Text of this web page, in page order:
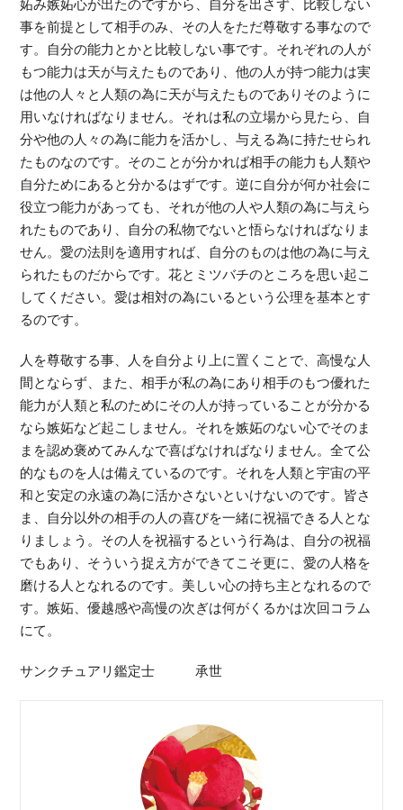
妬み嫉妬心が出たのですから、自分を出さず、比較しない
事を前提として相手のみ、その人をただ尊敬する事なので
す。自分の能力とかと比較しない事です。それぞれの人が
もつ能力は天が与えたものであり、他の人が持つ能力は実
は他の人々と人類の為に天が与えたものでありそのように
用いなければなりません。それは私の立場から見たら、自
分や他の人々の為に能力を活かし、与える為に持たせられ
たものなのです。そのことが分かれば相手の能力も人類や
自分ためにあると分かるはずです。逆に自分が何か社会に
役立つ能力があっても、それが他の人や人類の為に与えら
れたものであり、自分の私物でないと悟らなければなりま
せん。愛の法則を適用すれば、自分のものは他の為に与え
られたものだからです。花とミツバチのところを思い起こ
してください。愛は相対の為にいるという公理を基本とす
るのです。
人を尊敬する事、人を自分より上に置くことで、高慢な人
間とならず、また、相手が私の為にあり相手のもつ優れた
能力が人類と私のためにその人が持っていることが分かる
なら嫉妬など起こしません。それを嫉妬のない心でそのま
まを認め褒めてみんなで喜ばなければなりません。全て公
的なものを人は備えているのです。それを人類と宇宙の平
和と安定の永遠の為に活かさないといけないのです。皆さ
ま、自分以外の相手の人の喜びを一緒に祝福できる人とな
りましょう。その人を祝福するという行為は、自分の祝福
でもあり、そういう捉え方ができてこそ更に、愛の人格を
磨ける人となれるのです。美しい心の持ち主となれるので
す。嫉妬、優越感や高慢の次ぎは何がくるかは次回コラム
にて。
サンクチュアリ鑑定士 承世